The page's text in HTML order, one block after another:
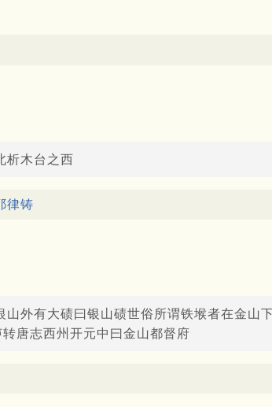
析木台之西
律铸
山外有大碛曰银山碛世俗所谓铁堠者在金
唐志西州开元中曰金山都督府